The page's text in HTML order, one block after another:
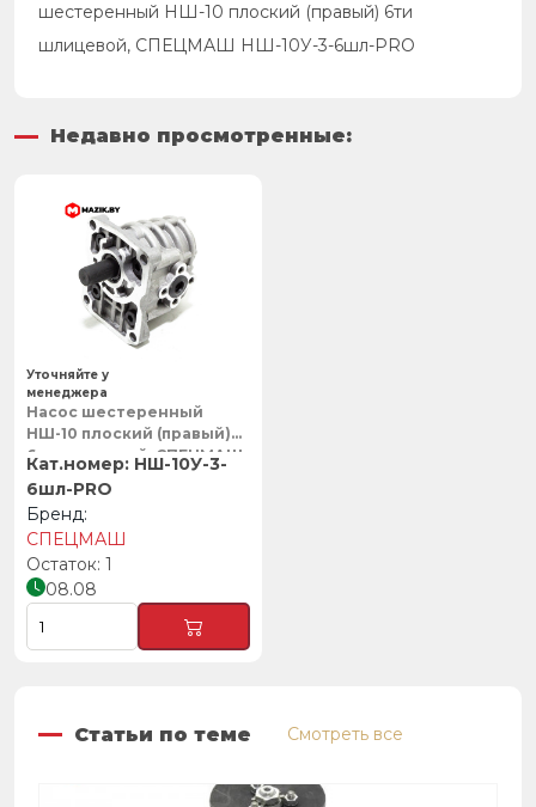
шестеренный НШ-10 плоский (правый) 6ти
шлицевой, СПЕЦМАШ НШ-10У-3-6шл-PRO
Недавно просмотренные:
Насос шестеренный
НШ-10 плоский (правый)
6ти шлицевой, СПЕЦМАШ
НШ-10У-3-
6шл-PRO
СПЕЦМАШ
1
08.08
Уточняйте у
менеджера
Статьи по теме Смотреть все